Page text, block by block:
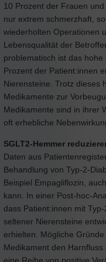
10 Prozent der Frauen
nur extrem schmerzhaft,
wiederholten Operationen
Lebensqualität der
problematisch ist das
Prozent der Patient:innen
Nierensteine. Trotz dieses
Medikamente zur
Medikamente sind in ihrer
oft erhebliche
SGLT2-Hemmer
Daten aus
Behandlung von Typ-2-
Beispiel Empagliflozin,
kann. In einer Post-hoc-
dass Patient:innen mit
seltener Nierensteine
erhielten. Mögliche
Medikament den
eine Reihe von positive